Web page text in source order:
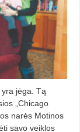
jėga. Tą
„Chicago
narės Motinos
savo veiklos